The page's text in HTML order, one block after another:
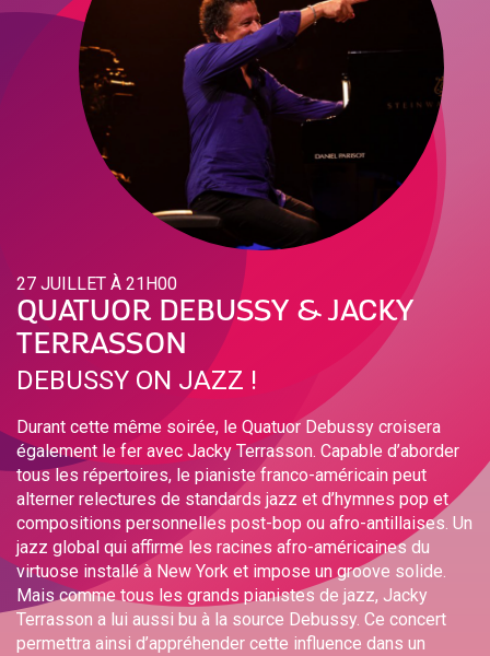
27 JUILLET À 21H00
QUATUOR DEBUSSY & JACKY
TERRASSON
DEBUSSY ON JAZZ !
Durant cette même soirée, le Quatuor Debussy croisera
également le fer avec Jacky Terrasson. Capable d’aborder
tous les répertoires, le pianiste franco-américain peut
alterner relectures de standards jazz et d’hymnes pop et
compositions personnelles post-bop ou afro-antillaises. Un
jazz global qui affirme les racines afro-américaines du
virtuose installé à New York et impose un groove solide.
Mais comme tous les grands pianistes de jazz, Jacky
Terrasson a lui aussi bu à la source Debussy. Ce concert
permettra ainsi d’appréhender cette influence dans un